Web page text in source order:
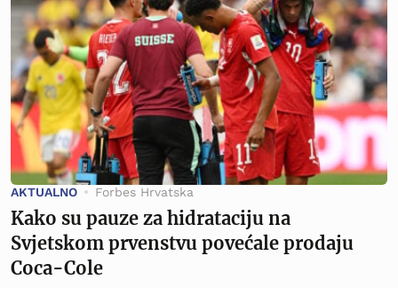
AKTUALNO Forbes Hrvatska
Kako su pauze za hidrataciju na
Svjetskom prvenstvu povećale prodaju
Coca-Cole